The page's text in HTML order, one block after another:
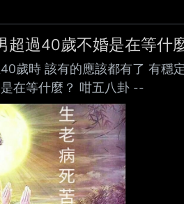
超過40歲不婚是在等什
歲時 該有的應該都有了 有穩
在等什麼？ 咁五八卦 --